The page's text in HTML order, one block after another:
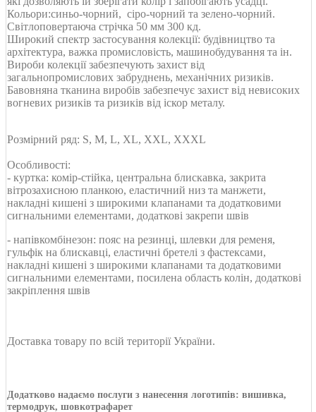
Кольори:синьо-чорний, сіро-чорний та зелено-чорний.
Світлоповертаюча стрічка 50 мм 300 кд.
Широкий спектр застосування колекції: будівництво та
архітектура, важка промисловість, машинобудування та ін.
Вироби колекції забезпечують захист від
загальнопромислових забруднень, механічних ризиків.
Бавовняна тканина виробів забезпечує захист від невисоких
вогневих ризиків та ризиків від іскор металу.
Розмірний ряд: S, M, L, XL, XXL, XXXL
Особливості:
- куртка: комір-стійка, центральна блискавка, закрита
вітрозахисною планкою, еластичний низ та манжети,
накладні кишені з широкими клапанами та додатковими
сигнальними елементами, додаткові закрепи швів
- напівкомбінезон: пояс на резинці, шлевки для ременя,
гульфік на блискавці, еластичні бретелі з фастексами,
накладні кишені з широкими клапанами та додатковими
сигнальними елементами, посилена область колін, додаткові
закріплення швів
Доставка товару по всій території України.
Додатково надаємо послуги з нанесення логотипів: вишивка,
термодрук, шовкотрафарет